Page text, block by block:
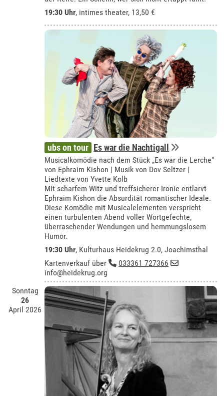
19:30 Uhr, intimes theater, 13,50 €
ubs on tour Es war die Nachtigall
Musicalkomödie nach dem Stück „Es war die Lerche“
von Ephraim Kishon | Musik von Dov Seltzer |
Liedtexte von Yvette Kolb
Mit scharfem Witz und treffsicherer Ironie entlarvt
Ephraim Kishon die Absurdität romantischer Ideale.
Diese Komödie mit Musicalelementen verspricht
einen turbulenten Abend voller Wortgefechte,
überraschender Wendungen und hemmungslosem
Humor.
19:30 Uhr, Kulturhaus Heidekrug 2.0, Joachimsthal
Kartenverkauf über
033361 727366
info@heidekrug.org
Sonntag
26
April 2026